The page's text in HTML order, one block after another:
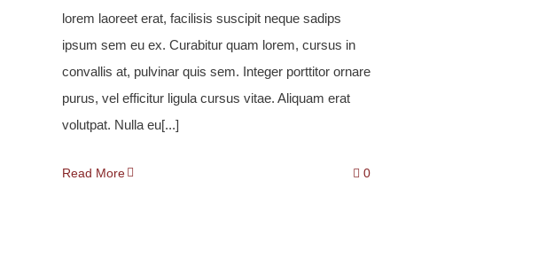
lorem laoreet erat, facilisis suscipit neque sadips
ipsum sem eu ex. Curabitur quam lorem, cursus in
convallis at, pulvinar quis sem. Integer porttitor ornare
purus, vel efficitur ligula cursus vitae. Aliquam erat
volutpat. Nulla eu[...]
Read More 0